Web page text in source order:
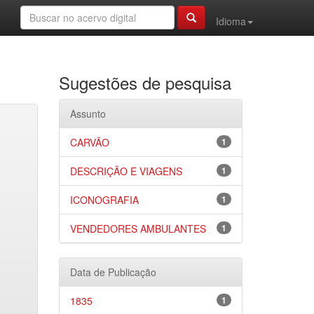
Idioma
Sugestões de pesquisa
Assunto
1
CARVÃO
1
DESCRIÇÃO E VIAGENS
1
ICONOGRAFIA
1
VENDEDORES AMBULANTES
Data de Publicação
1
1835